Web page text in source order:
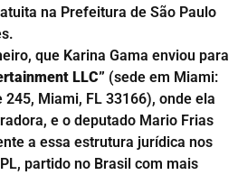
na Prefeitura de São Paulo
que Karina Gama enviou para
LLC” (sede em Miami:
245, Miami, FL 33166), onde ela
e o deputado Mario Frias
a essa estrutura jurídica nos
partido no Brasil com mais